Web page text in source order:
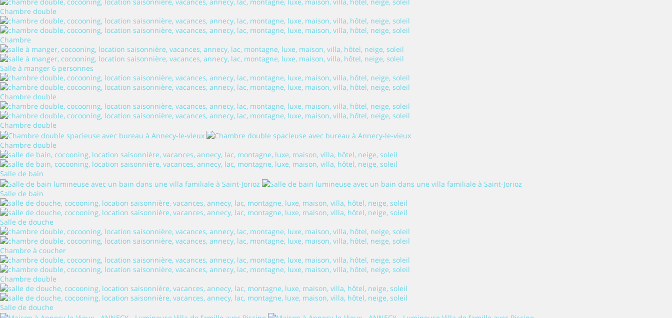
Chambre double
Chambre
Salle à manger 6 personnes
Chambre double
Chambre double
Chambre double
Salle de bain
Salle de bain
Salle de douche
Chambre à coucher
Chambre double
Salle de douche